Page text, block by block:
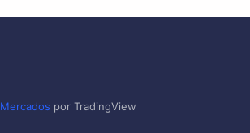
Mercados por TradingView